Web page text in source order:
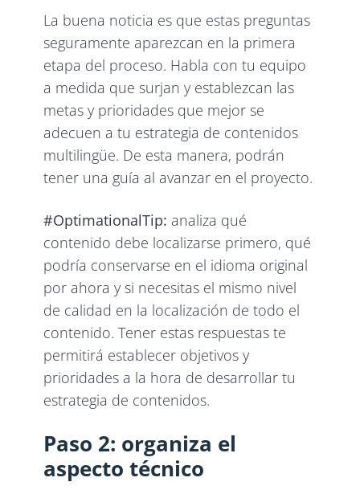
La buena noticia es que estas preguntas
seguramente aparezcan en la primera
etapa del proceso. Habla con tu equipo
a medida que surjan y establezcan las
metas y prioridades que mejor se
adecuen a tu estrategia de contenidos
multilingüe. De esta manera, podrán
tener una guía al avanzar en el proyecto.
#OptimationalTip:analiza qué
contenido debe localizarse primero, qué
podría conservarse en el idioma original
por ahora y si necesitas el mismo nivel
de calidad en la localización de todo el
contenido. Tener estas respuestas te
permitirá establecer objetivos y
prioridades a la hora de desarrollar tu
estrategia de contenidos.
Paso 2: organiza el
aspecto técnico